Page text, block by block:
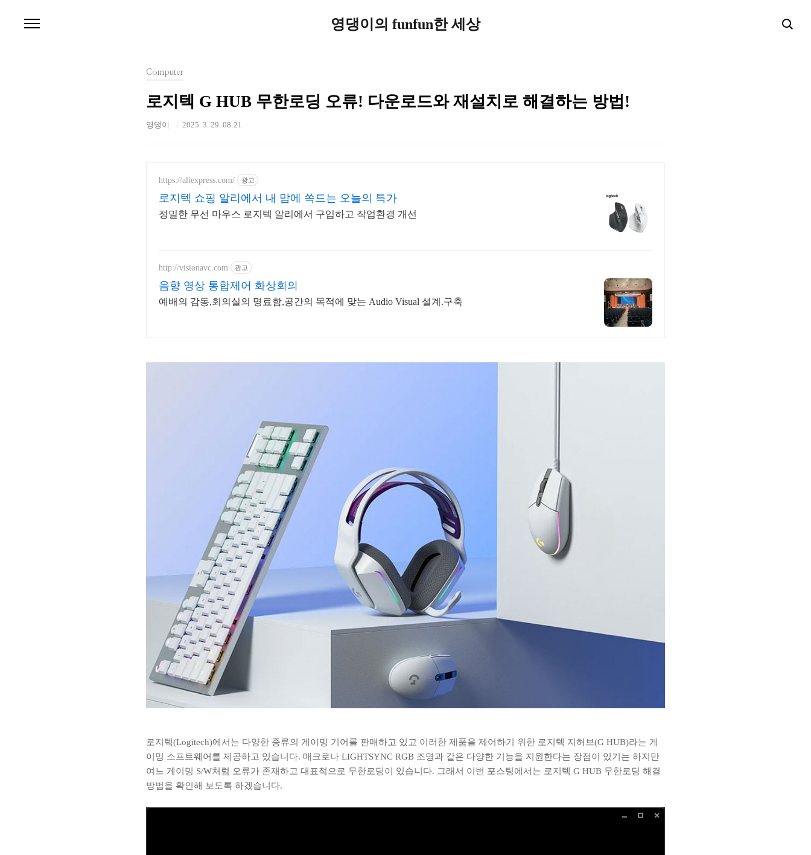
영댕이의 funfun한 세상
Computer
로지텍 G HUB 무한로딩 오류! 다운로드와 재설치로 해결하는 방법!
영댕이 2025. 3. 29. 08:21
https://aliexpress.com/ 광고
로지텍 쇼핑 알리에서 내 맘에 쏙드는 오늘의 특가
정밀한 무선 마우스 로지텍 알리에서 구입하고 작업환경 개선
http://visionavc.com 광고
음향 영상 통합제어 화상회의
예배의 감동,회의실의 명료함,공간의 목적에 맞는 Audio Visual 설계.구축
로지텍(Logitech)에서는 다양한 종류의 게이밍 기어를 판매하고 있고 이러한 제품을 제어하기 위한 로지텍 지허브(G HUB)라는 게
이밍 소프트웨어를 제공하고 있습니다. 매크로나 LIGHTSYNC RGB 조명과 같은 다양한 기능을 지원한다는 장점이 있기는 하지만
여느 게이밍 S/W처럼 오류가 존재하고 대표적으로 무한로딩이 있습니다. 그래서 이번 포스팅에서는 로지텍 G HUB 무한로딩 해결
방법을 확인해 보도록 하겠습니다.